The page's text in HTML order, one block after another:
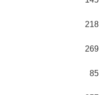
218
269
85